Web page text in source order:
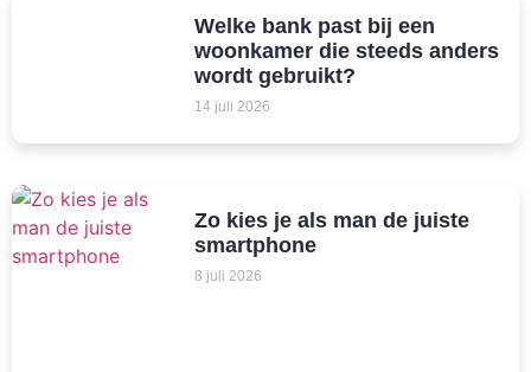
Welke bank past bij een
woonkamer die steeds anders
wordt gebruikt?
14 juli 2026
Zo kies je als man de juiste
smartphone
8 juli 2026